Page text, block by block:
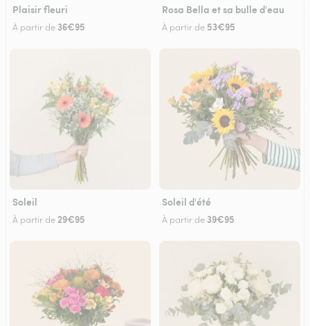
Plaisir fleuri
À partir de 36€95
Rosa Bella et sa bulle d'eau
À partir de 53€95
Soleil
À partir de29€95
Soleil d'été
À partir de 39€95